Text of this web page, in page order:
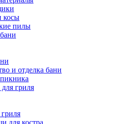
косы
пилы
и отделка бани
гриля
для костра